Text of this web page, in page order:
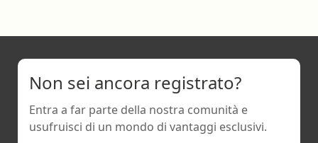
Non sei ancora registrato?
Entra a far parte della nostra comunità e
usufruisci di un mondo di vantaggi esclusivi.